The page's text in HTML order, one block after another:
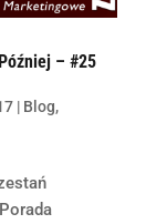
– #25
| Blog,